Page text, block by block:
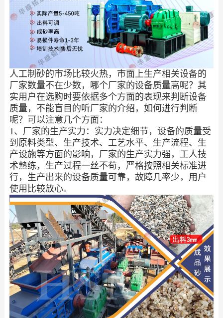
人工制砂的市场比较火热，市面上生产相关设备的
厂家数量不在少数，哪个厂家的设备质量高呢？其
实用户在选购时要依据多个方面的表现来判断设备
质量，不能盲目的听厂家的介绍，如何进行判断
呢？可以注意几个方面：
1、厂家的生产实力：实力决定细节，设备的质量受
到原料类型、生产技术、工艺水平、生产流程、生
产设施等方面的影响，厂家的生产实力强，工人技
术熟练，生产过程一丝不苟，严格按照相关标准进
行，生产出来的设备质量可靠，故障几率少，用户
使用比较放心。